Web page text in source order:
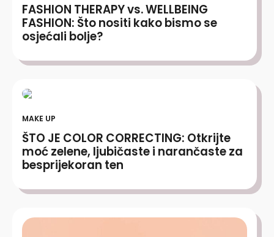
FASHION THERAPY vs. WELLBEING
FASHION: Što nositi kako bismo se
osjećali bolje?
MAKE UP
ŠTO JE COLOR CORRECTING: Otkrijte
moć zelene, ljubičaste i narančaste za
besprijekoran ten